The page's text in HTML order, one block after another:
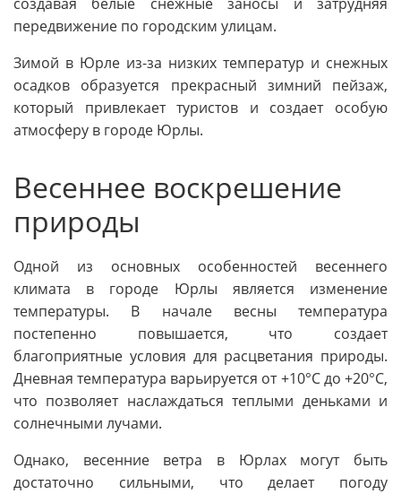
передвижение по городским улицам.
Зимой в Юрле из-за низких температур и снежных
осадков образуется прекрасный зимний пейзаж,
который привлекает туристов и создает особую
атмосферу в городе Юрлы.
Весеннее воскрешение
природы
Одной из основных особенностей весеннего
климата в городе Юрлы является изменение
температуры. В начале весны температура
постепенно повышается, что создает
благоприятные условия для расцветания природы.
Дневная температура варьируется от +10°C до +20°C,
что позволяет наслаждаться теплыми деньками и
солнечными лучами.
Однако, весенние ветра в Юрлах могут быть
достаточно сильными, что делает погоду